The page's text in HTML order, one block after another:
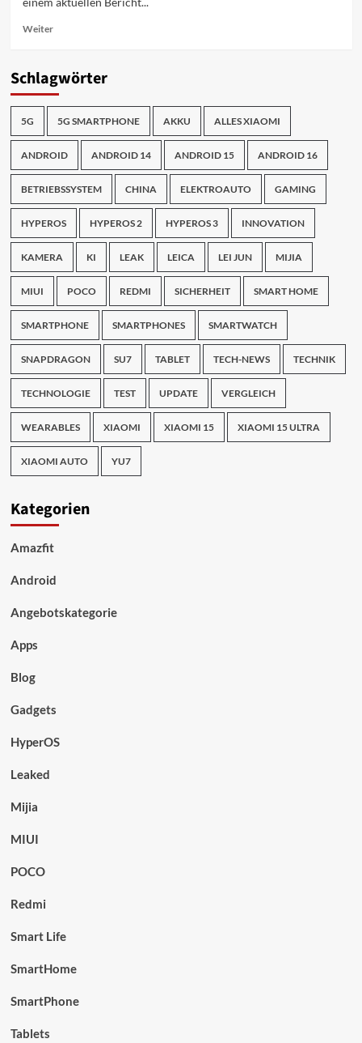
WeiterMehr
Xiaomi
gründet
eigene
Chip-
Plattform-
Abteilung
seiner
Chip-
Ambitionen
Schlagwörter
5G 5G SMARTPHONE AKKU ALLES XIAOMI
ANDROID ANDROID 14 ANDROID 15 ANDROID 16
BETRIEBSSYSTEM CHINA ELEKTROAUTO GAMING
HYPEROS HYPEROS 2 HYPEROS 3 INNOVATION
KAMERA KI LEAK LEICA LEI JUN MIJIA
MIUI POCO REDMI SICHERHEIT SMART HOME
SMARTPHONE SMARTPHONES SMARTWATCH
SNAPDRAGON SU7 TABLET TECH-NEWS TECHNIK
TECHNOLOGIE TEST UPDATE VERGLEICH
WEARABLES XIAOMI XIAOMI 15 XIAOMI 15 ULTRA
XIAOMI AUTO YU7
Kategorien
Amazfit
Android
Angebotskategorie
Apps
Blog
Gadgets
HyperOS
Leaked
Mijia
MIUI
POCO
Redmi
Smart Life
SmartHome
SmartPhone
Tablets